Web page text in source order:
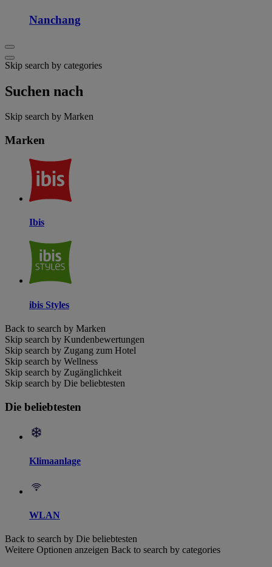
Nanchang
Skip search by categories
Suchen nach
Skip search by Marken
Marken
Ibis
ibis Styles
Back to search by Marken
Skip search by Kundenbewertungen
Skip search by Zugang zum Hotel
Skip search by Wellness
Skip search by Zugänglichkeit
Skip search by Die beliebtesten
Die beliebtesten
Klimaanlage
WLAN
Back to search by Die beliebtesten
Weitere Optionen anzeigen Back to search by categories